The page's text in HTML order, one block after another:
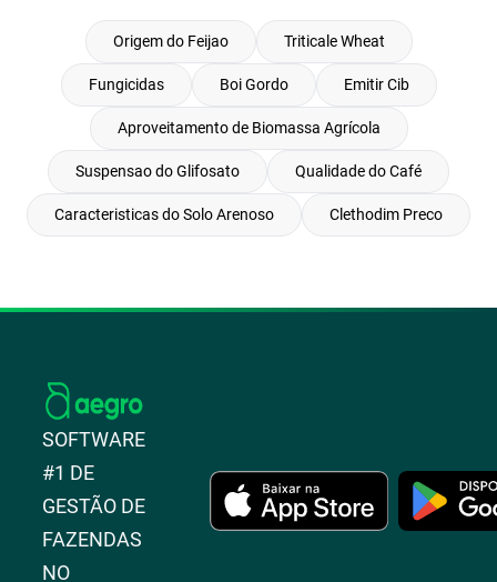
Origem do Feijao Triticale Wheat
Fungicidas Boi Gordo Emitir Cib
Aproveitamento de Biomassa Agrícola
Suspensao do Glifosato Qualidade do Café
Caracteristicas do Solo Arenoso Clethodim Preco
SOFTWARE
#1 DE
GESTÃO DE
FAZENDAS
NO